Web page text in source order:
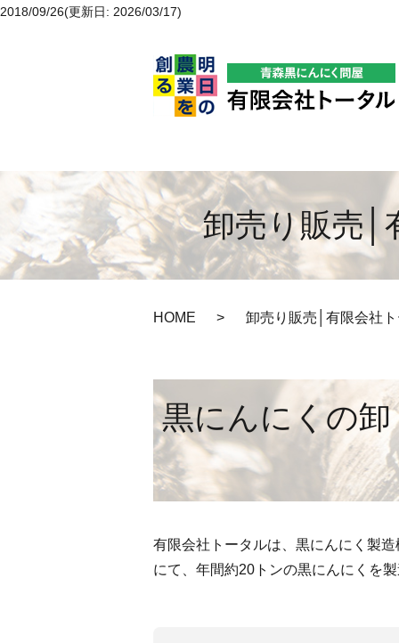
2018/09/26(更新日: 2026/03/17)
卸売り販売│
HOME 卸売り販売│有限会社
黒にんにくの
有限会社トータルは、黒にんにく製
にて、年間約20トンの黒にんにくを